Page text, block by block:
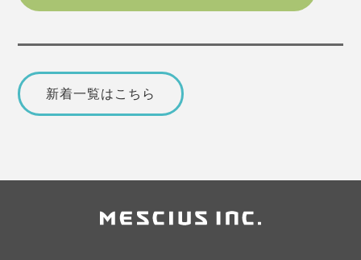
新着一覧はこちら